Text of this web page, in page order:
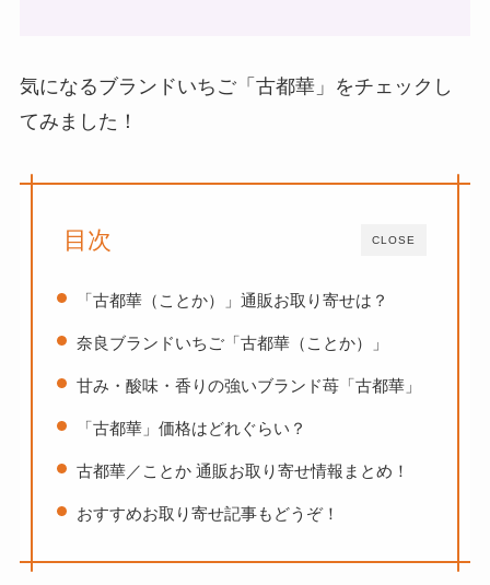
気になるブランドいちご「古都華」をチェックし
てみました！
CLOSE
目次
「古都華（ことか）」通販お取り寄せは？
奈良ブランドいちご「古都華（ことか）」
甘み・酸味・香りの強いブランド苺「古都華」
「古都華」価格はどれぐらい？
古都華／ことか 通販お取り寄せ情報まとめ！
おすすめお取り寄せ記事もどうぞ！